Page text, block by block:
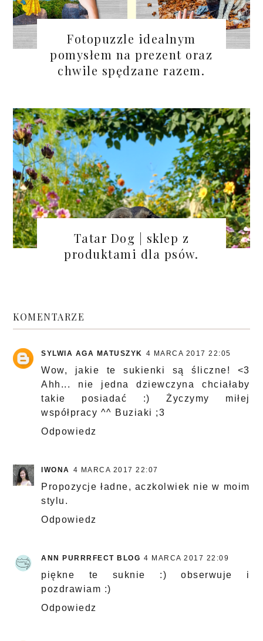
Fotopuzzle idealnym
pomysłem na prezent oraz
chwile spędzane razem.
Tatar Dog | sklep z
produktami dla psów.
KOMENTARZE
SYLWIA AGA MATUSZYK 4 MARCA 2017 22:05
Wow, jakie te sukienki są śliczne! <3
Ahh... nie jedna dziewczyna chciałaby
takie posiadać :) Życzymy miłej
współpracy ^^ Buziaki ;3
Odpowiedz
IWONA 4 MARCA 2017 22:07
Propozycje ładne, aczkolwiek nie w moim
stylu.
Odpowiedz
ANN PURRRFECT BLOG 4 MARCA 2017 22:09
piękne te suknie :) obserwuje i
pozdrawiam :)
Odpowiedz